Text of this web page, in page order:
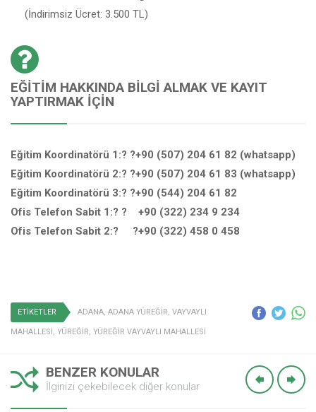
(İndirimsiz Ücret: 3.500 TL)
EĞITIM HAKKINDA BILGI ALMAK VE KAYIT
YAPTIRMAK İÇIN
Eğitim Koordinatörü 1:? ?+90 (507) 204 61 82 (whatsapp)
Eğitim Koordinatörü 2:? ?+90 (507) 204 61 83 (whatsapp)
Eğitim Koordinatörü 3:? ?+90 (544) 204 61 82
Ofis Telefon Sabit 1:? ? +90 (322) 234 9 234
Ofis Telefon Sabit 2:? ?+90 (322) 458 0 458
ETİKETLER ADANA, ADANA YÜREĞİR, VAYVAYLI
MAHALLESİ, YÜREĞİR, YÜREĞİR VAYVAYLI MAHALLESİ
BENZER KONULAR
İlginizi çekebilecek diğer konular